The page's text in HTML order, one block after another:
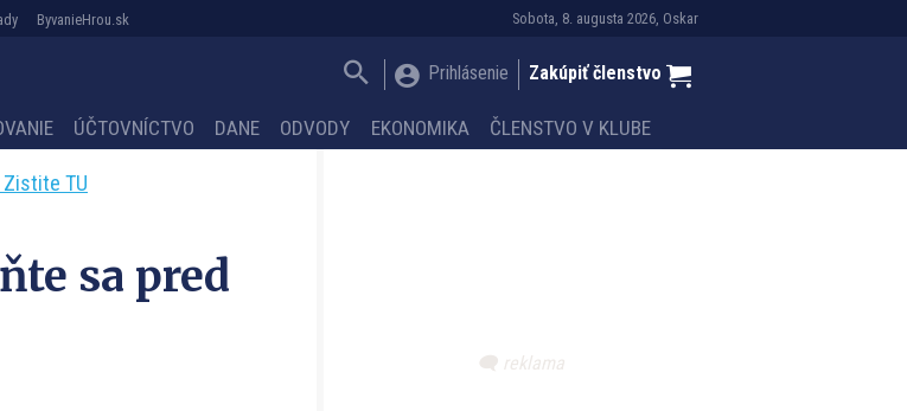
Sobota, 8. augusta 2026, Oskar
ByvanieHrou.sk
Prihlásenie Zakúpiť členstvo
ÚČTOVNÍCTVO DANE ODVODY EKONOMIKA ČLENSTVO V KLUBE
Zistite TU
sa pred